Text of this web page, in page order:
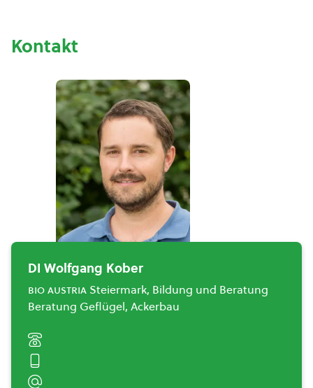
Kontakt
DI Wolfgang Kober
bio austria Steiermark, Bildung und Beratung
Beratung Geflügel, Ackerbau